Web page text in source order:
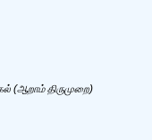
(ஆறாம் திருமுறை)